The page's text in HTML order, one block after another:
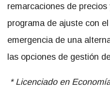
remarcaciones de
programa de ajuste con
emergencia de una
las opciones de gestión
* Licenciado en